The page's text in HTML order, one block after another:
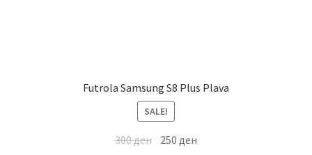
Futrola Samsung S8 Plus Plava
SALE!
300ден 250 ден